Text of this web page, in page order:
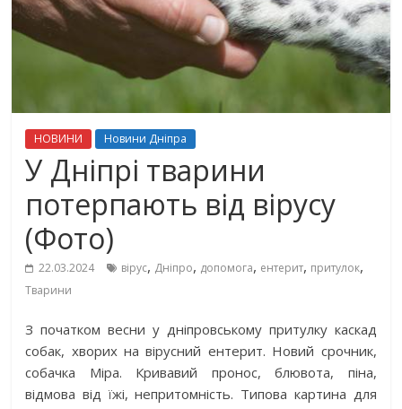
НОВИНИ Новини Дніпра
У Дніпрі тварини
потерпають від вірусу
(Фото)
22.03.2024 вірус, Дніпро, допомога, ентерит, притулок,
Тварини
З початком весни у дніпровському притулку каскад
собак, хворих на вірусний ентерит. Новий срочник,
собачка Міра. Кривавий пронос, блювота, піна,
відмова від їжі, непритомність. Типова картина для